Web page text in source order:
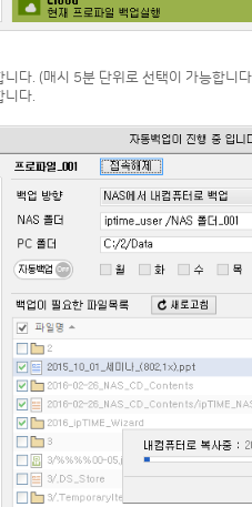
다. (매시 5분 단위로 선택이 가능합니
다.